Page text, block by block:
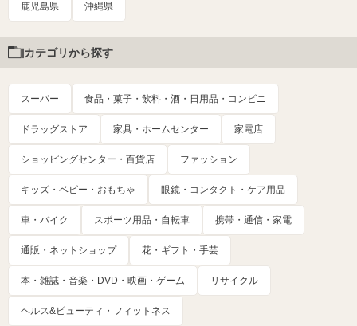
鹿児島県 沖縄県
カテゴリから探す
スーパー 食品・菓子・飲料・酒・日用品・コンビニ
ドラッグストア 家具・ホームセンター 家電店
ショッピングセンター・百貨店 ファッション
キッズ・ベビー・おもちゃ 眼鏡・コンタクト・ケア用品
車・バイク スポーツ用品・自転車 携帯・通信・家電
通販・ネットショップ 花・ギフト・手芸
本・雑誌・音楽・DVD・映画・ゲーム リサイクル
ヘルス&ビューティ・フィットネス